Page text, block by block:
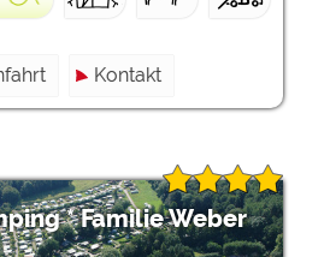
Kontakt
* Familie Weber